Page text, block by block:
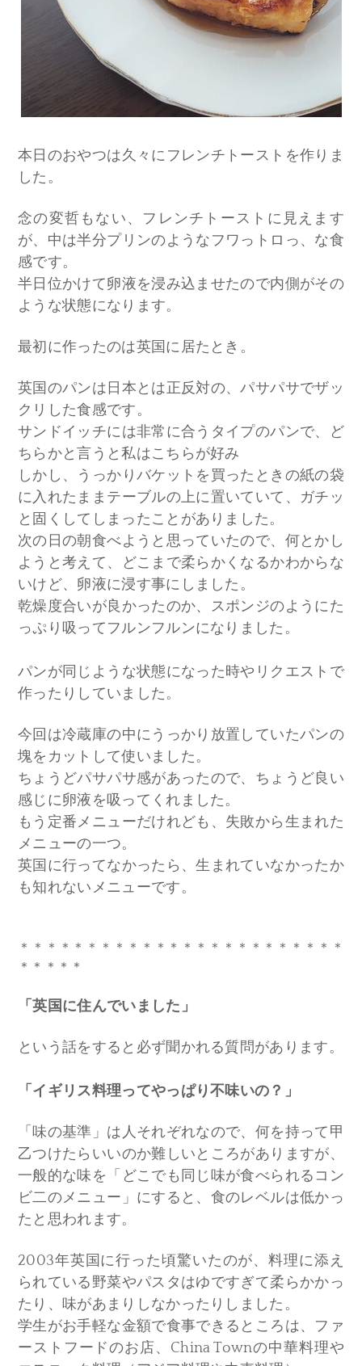
本日のおやつは久々にフレンチトーストを作りま
した。
念の変哲もない、フレンチトーストに見えます
が、中は半分プリンのようなフワっトロっ、な食
感です。
半日位かけて卵液を浸み込ませたので内側がその
ような状態になります。
最初に作ったのは英国に居たとき。
英国のパンは日本とは正反対の、パサパサでザッ
クリした食感です。
サンドイッチには非常に合うタイプのパンで、ど
ちらかと言うと私はこちらが好み
しかし、うっかりバケットを買ったときの紙の袋
に入れたままテーブルの上に置いていて、ガチッ
と固くしてしまったことがありました。
次の日の朝食べようと思っていたので、何とかし
ようと考えて、どこまで柔らかくなるかわからな
いけど、卵液に浸す事にしました。
乾燥度合いが良かったのか、スポンジのようにた
っぷり吸ってフルンフルンになりました。
パンが同じような状態になった時やリクエストで
作ったりしていました。
今回は冷蔵庫の中にうっかり放置していたパンの
塊をカットして使いました。
ちょうどパサパサ感があったので、ちょうど良い
感じに卵液を吸ってくれました。
もう定番メニューだけれども、失敗から生まれた
メニューの一つ。
英国に行ってなかったら、生まれていなかったか
も知れないメニューです。
＊＊＊＊＊＊＊＊＊＊＊＊＊＊＊＊＊＊＊＊＊＊＊＊
＊＊＊＊＊
「英国に住んでいました」
という話をすると必ず聞かれる質問があります。
「イギリス料理ってやっぱり不味いの？」
「味の基準」は人それぞれなので、何を持って甲
乙つけたらいいのか難しいところがありますが、
一般的な味を「どこでも同じ味が食べられるコン
ビ二のメニュー」にすると、食のレベルは低かっ
たと思われます。
2003年英国に行った頃驚いたのが、料理に添え
られている野菜やパスタはゆですぎて柔らかかっ
たり、味があまりしなかったりしました。
学生がお手軽な金額で食事できるところは、ファ
ーストフードのお店、China Townの中華料理や